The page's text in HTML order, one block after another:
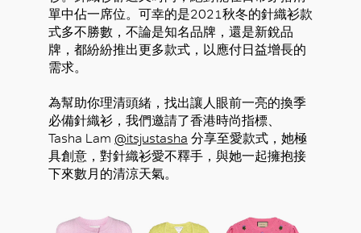
單中佔一席位。可幸的是2021秋冬的針織衫款
式多不勝數，不論是知名品牌，還是新銳品
牌，都紛紛推出更多款式，以應付日益增長的
需求。
為幫助你理清頭緒，找出讓人眼前一亮的換季
必備針織衫，我們邀請了香港時尚指標、
Tasha Lam @itsjustasha 分享至愛款式，她極
具創意，對針織衫愛不釋手，與她一起擁抱接
下來數月的清涼天氣。